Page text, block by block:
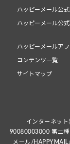
ハッピーメール公
ハッピーメール公
ハッピーメールア
コンテンツ一覧
サイトマップ
インターネッ
90080003000 第二
メール/